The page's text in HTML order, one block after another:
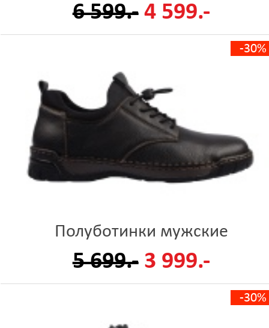
6 599.- 4 599.-
-30%
Полуботинки мужские
5 699.- 3 999.-
-30%